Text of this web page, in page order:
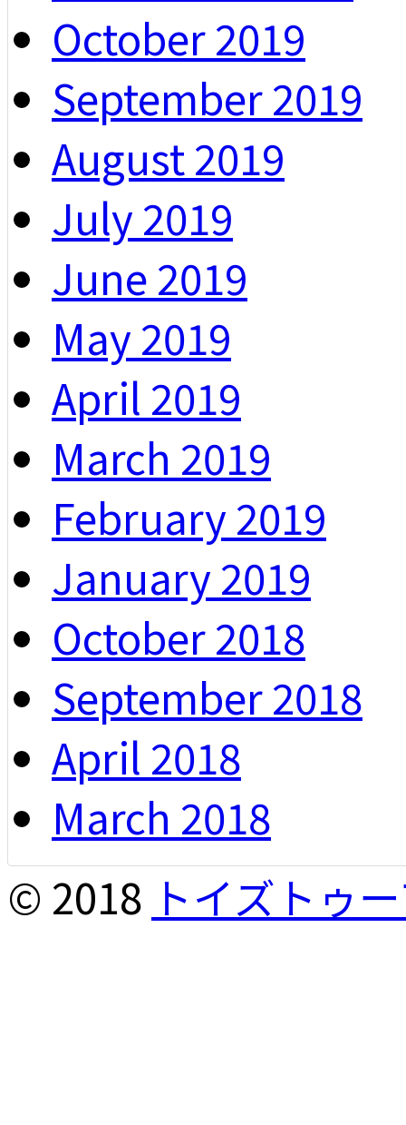
October 2019
September 2019
August 2019
July 2019
June 2019
May 2019
April 2019
March 2019
February 2019
January 2019
October 2018
September 2018
April 2018
March 2018
© 2018 トイズトゥ